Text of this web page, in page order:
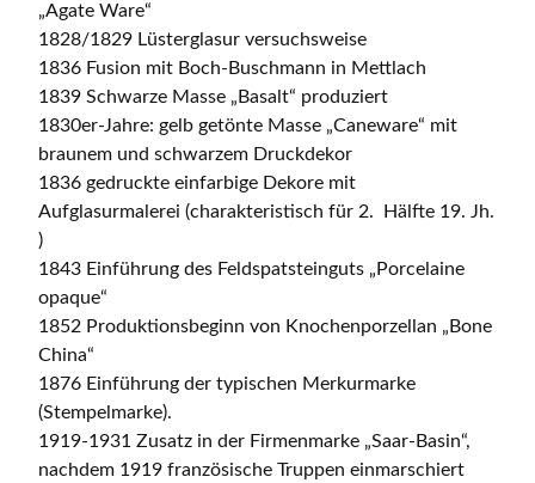
„Agate Ware“
1828/1829 Lüsterglasur versuchsweise
1836 Fusion mit Boch-Buschmann in Mettlach
1839 Schwarze Masse „Basalt“ produziert
1830er-Jahre: gelb getönte Masse „Caneware“ mit
braunem und schwarzem Druckdekor
1836 gedruckte einfarbige Dekore mit
Aufglasurmalerei (charakteristisch für 2. Hälfte 19. Jh.
)
1843 Einführung des Feldspatsteinguts „Porcelaine
opaque“
1852 Produktionsbeginn von Knochenporzellan „Bone
China“
1876 Einführung der typischen Merkurmarke
(Stempelmarke).
1919-1931 Zusatz in der Firmenmarke „Saar-Basin“,
nachdem 1919 französische Truppen einmarschiert